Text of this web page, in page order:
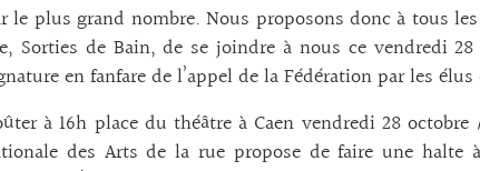
le plus grand nombre. Nous proposons donc à tous
Sorties de Bain, de se joindre à nous ce vendredi
en fanfare de l’appel de la Fédération par les
à 16h place du théâtre à Caen vendredi 28 octobre
des Arts de la rue propose de faire une